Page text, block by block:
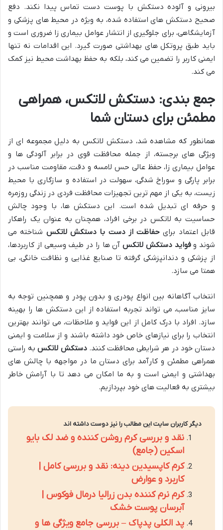
بیرونی و آلوده دستکش با پوست دست تماس پیدا نکند. دفع
صحیح دستکش های استفاده شده، به ویژه در محیط های پزشکی و
آزمایشگاهی، برای جلوگیری از انتشار عوامل بیماری زا ضروری است و
باید طبق پروتکل های بهداشتی صورت گیرد. این اقدامات نه تنها
ایمنی کاربر را تضمین می کند، بلکه به حفظ بهداشت محیط نیز کمک
می کند.
جمع بندی: دستکش لاتکس، همراهی
مطمئن برای دستان شما
همانطور که مشاهده شد، دستکش لاتکس به دلیل مجموعه ای از
ویژگی های برجسته، از جمله محافظت قوی در برابر آلودگی ها و
عوامل بیماری زا، حفظ عالی حس لامسه و دقت، مقاومت مناسب در
برابر پارگی و سوراخ شدگی، سهولت در استفاده و سازگاری با محیط
زیست، به یکی از مهم ترین تجهیزات محافظت فردی در زندگی روزمره
و حرفه ای تبدیل شده است. این دستکش ها، با وجود چالش
حساسیت به لاتکس در برخی افراد، همچنان به عنوان یک راهکار
قابل اعتماد برای حفاظت از دست با دستکش لاتکس شناخته می
شوند وفواید دستکش لاتکس آن ها را در طیف وسیعی از کاربردها،
از پزشکی و دندانپزشکی گرفته تا صنایع غذایی و نظافت خانگی، بی
همتا می سازد.
انتخاب آگاهانه بین انواع پودری و بدون پودر و همچنین توجه به
سایز مناسب، می تواند تجربه استفاده از این دستکش ها را بهینه
سازد. افراد با درک کامل از این فواید و ملاحظات، می توانند بهترین
انتخاب را برای نیازهای خاص خود داشته باشند و از سلامت و ایمنی
دستان خود در هر شرایطی محافظت کنند.دستکش لاتکسبه راستی
همراهی مطمئن و کارآمد برای دستان ما در مواجهه با چالش های
بهداشتی و ایمنی است و به ما امکان می دهد تا با آرامش خاطر
بیشتری به فعالیت های خود بپردازیم.
دیگر کاربران سایت این مطالب را نیز دوست داشته اند
نقد و بررسی کرم روشن کننده و ضد لک بایو
اسکین (جامع)
کرم کاپسیدین دینه: نقد و بررسی کامل |
کاربرد و عوارض
کرم نرم کننده بدن زرالیا درمال فوکوس |
آبرسان پوست خشک
پد الکلی پدپاک – بررسی جامع ویژگی ها و